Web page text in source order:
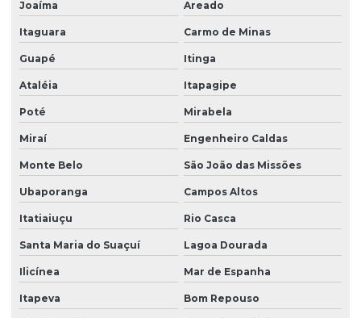
Joaíma Areado
Itaguara Carmo de Minas
Guapé Itinga
Ataléia Itapagipe
Poté Mirabela
Miraí Engenheiro Caldas
Monte Belo São João das Missões
Ubaporanga Campos Altos
Itatiaiuçu Rio Casca
Santa Maria do Suaçuí Lagoa Dourada
Ilicínea Mar de Espanha
Itapeva Bom Repouso